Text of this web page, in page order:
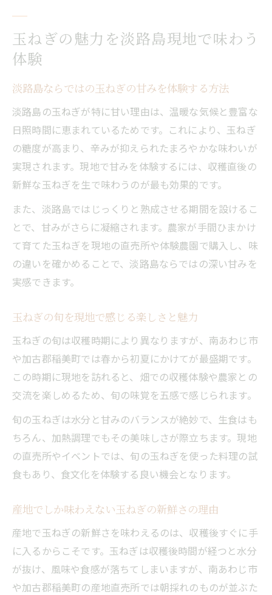
さ
玉ねぎ生産地で学ぶ現地体験のおすすめポ
現地で知る玉ねぎ産地ならではの楽しみ方
玉ねぎ生産地で体験する農家の工夫とこだ
わり
現地で味わう玉ねぎ料理の楽しみ方とポイ
ント
産地訪問で感じる玉ねぎ農家の情熱と歴史
玉ねぎ収穫体験から学ぶ食へのこだわり
淡路島ならではの玉ねぎイベント参加の魅
力
新鮮な玉ねぎを求めて淡路島を旅する理由
玉ねぎの新鮮さを求めて淡路島を訪れる価
現地でしか出会えない玉ねぎとの出会いと
は
産地直送の玉ねぎを楽しむ旅の魅力
淡路島で味わう玉ねぎの美味しさの秘密
説
ひ「sじ」ガードが現地体験を深める秘密
ひ「sじ」ガードで玉ねぎ体験が広がる理由
役割
現地ならではの玉ねぎの楽しみ方とひ「s
じ」ガード
ひ「sじ」ガードで発見する玉ねぎの新しい
価値
玉ねぎの魅力を淡路島現地で味わう
体験
淡路島ならではの玉ねぎの甘みを体験する方法
淡路島の玉ねぎが特に甘い理由は、温暖な気候と豊富な
日照時間に恵まれているためです。これにより、玉ねぎ
の糖度が高まり、辛みが抑えられたまろやかな味わいが
実現されます。現地で甘みを体験するには、収穫直後の
新鮮な玉ねぎを生で味わうのが最も効果的です。
また、淡路島ではじっくりと熟成させる期間を設けるこ
とで、甘みがさらに凝縮されます。農家が手間ひまかけ
て育てた玉ねぎを現地の直売所や体験農園で購入し、味
の違いを確かめることで、淡路島ならではの深い甘みを
実感できます。
玉ねぎの旬を現地で感じる楽しさと魅力
玉ねぎの旬は収穫時期により異なりますが、南あわじ市
や加古郡稲美町では春から初夏にかけてが最盛期です。
この時期に現地を訪れると、畑での収穫体験や農家との
交流を楽しめるため、旬の味覚を五感で感じられます。
旬の玉ねぎは水分と甘みのバランスが絶妙で、生食はも
ちろん、加熱調理でもその美味しさが際立ちます。現地
の直売所やイベントでは、旬の玉ねぎを使った料理の試
食もあり、食文化を体験する良い機会となります。
産地でしか味わえない玉ねぎの新鮮さの理由
産地で玉ねぎの新鮮さを味わえるのは、収穫後すぐに手
に入るからこそです。玉ねぎは収穫後時間が経つと水分
が抜け、風味や食感が落ちてしまいますが、南あわじ市
や加古郡稲美町の産地直売所では朝採れのものが並ぶた